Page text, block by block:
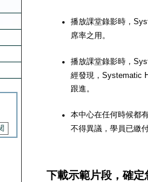
播放課堂錄影時，
席率之用。
播放課堂錄影時，
經發現，Systematic
跟進。
本中心在任何時候都
不得異議，學員已繳
下載示範片段，確